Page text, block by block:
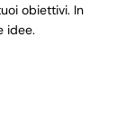
obiettivi. In
idee.